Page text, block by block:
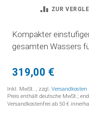
ZUR
Kompakter
gesamten Wassers
319,00 €
Inkl. MwSt. , zzgl. Versandkosten
Preis enthält deutsche MwSt.;
Versandkostenfrei ab 50 €